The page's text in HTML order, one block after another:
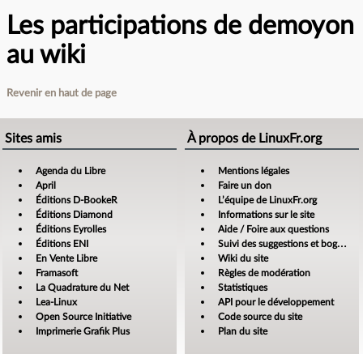
Les participations de demoyon
au wiki
Revenir en haut de page
Sites amis
Agenda du Libre
April
Éditions D-BookeR
Éditions Diamond
Éditions Eyrolles
Éditions ENI
En Vente Libre
Framasoft
La Quadrature du Net
Lea-Linux
Open Source Initiative
Imprimerie Grafik Plus
À propos de LinuxFr.org
Mentions légales
Faire un don
L’équipe de LinuxFr.org
Informations sur le site
Aide / Foire aux questions
Suivi des suggestions et bogues
Wiki du site
Règles de modération
Statistiques
API pour le développement
Code source du site
Plan du site